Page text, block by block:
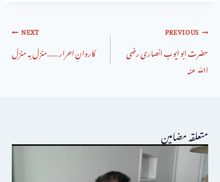
PREVIOUS
حضرت ابو ایوب انصاری رضی
اﷲ عنہ
NEXT
کاروانِ احرار ……منزل بہ منزل
متعلقہ مضامین